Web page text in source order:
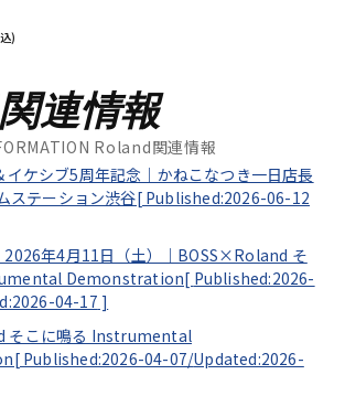
)
連情報
Roland関連情報
イケシブ5周年記念｜かねこなつき一日店長
ステーション渋谷[ Published:2026-06-12
2026年4月11日（土）｜BOSS×Roland そ
Demonstration[ Published:2026-
04-17 ]
そこに鳴る Instrumental
Published:2026-04-07/Updated:2026-